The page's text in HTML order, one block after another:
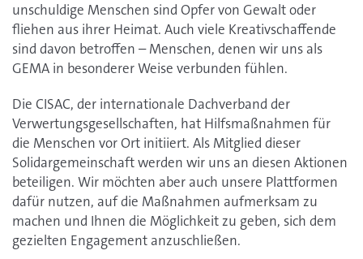
unschuldige Menschen sind Opfer von Gewalt oder
fliehen aus ihrer Heimat. Auch viele Kreativschaffende
sind davon betroffen – Menschen, denen wir uns als
GEMA in besonderer Weise verbunden fühlen.
Die CISAC, der internationale Dachverband der
Verwertungsgesellschaften, hat Hilfsmaßnahmen für
die Menschen vor Ort initiiert. Als Mitglied dieser
Solidargemeinschaft werden wir uns an diesen Aktionen
beteiligen. Wir möchten aber auch unsere Plattformen
dafür nutzen, auf die Maßnahmen aufmerksam zu
machen und Ihnen die Möglichkeit zu geben, sich dem
gezielten Engagement anzuschließen.